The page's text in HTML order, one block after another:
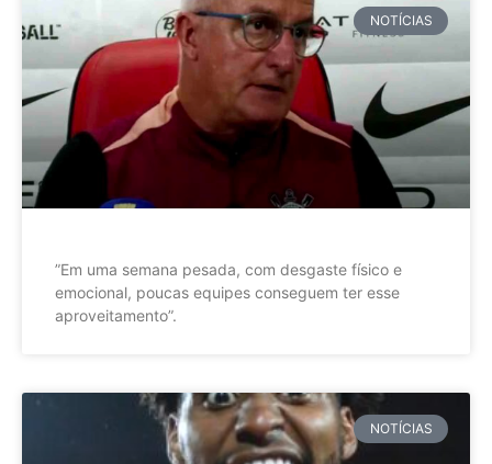
NOTÍCIAS
”Em uma semana pesada, com desgaste físico e
emocional, poucas equipes conseguem ter esse
aproveitamento”.
NOTÍCIAS